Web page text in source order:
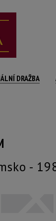
DRAŽBA
-